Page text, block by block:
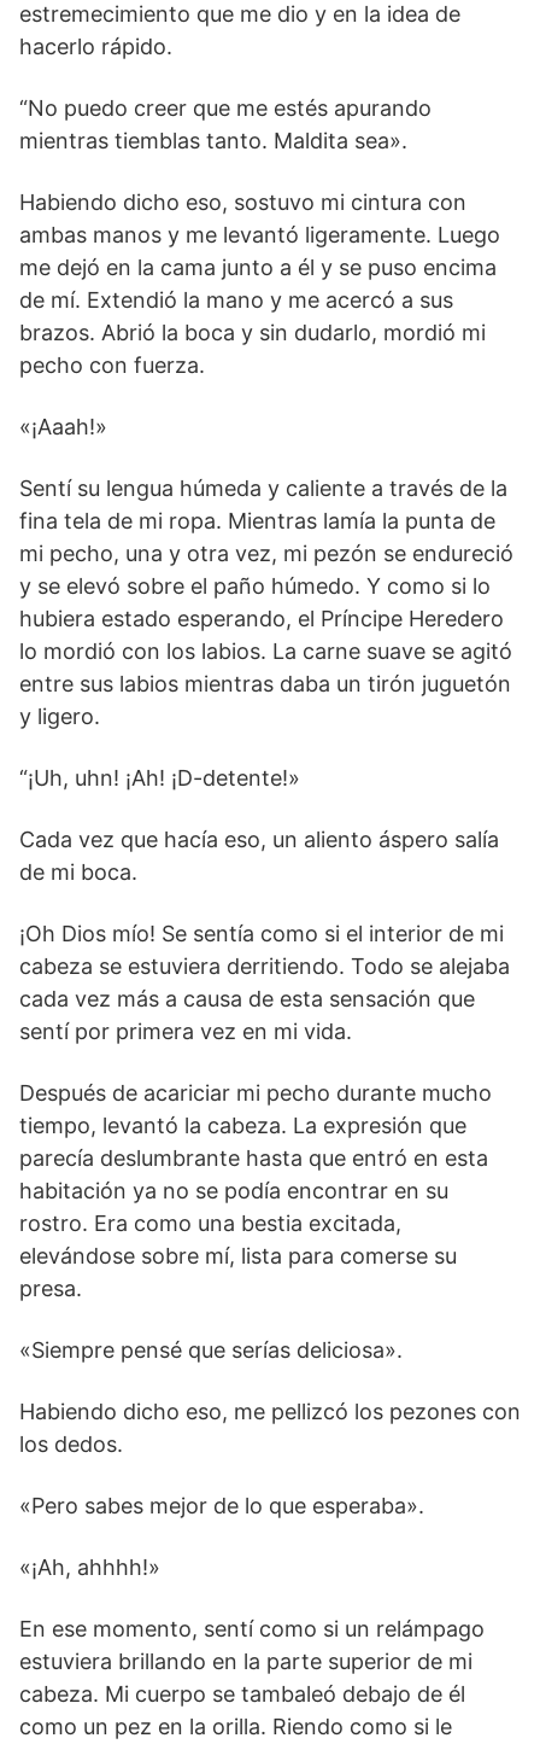
estremecimiento que me dio y en la idea de
hacerlo rápido.
“No puedo creer que me estés apurando
mientras tiemblas tanto. Maldita sea».
Habiendo dicho eso, sostuvo mi cintura con
ambas manos y me levantó ligeramente. Luego
me dejó en la cama junto a él y se puso encima
de mí. Extendió la mano y me acercó a sus
brazos. Abrió la boca y sin dudarlo, mordió mi
pecho con fuerza.
«¡Aaah!»
Sentí su lengua húmeda y caliente a través de la
fina tela de mi ropa. Mientras lamía la punta de
mi pecho, una y otra vez, mi pezón se endureció
y se elevó sobre el paño húmedo. Y como si lo
hubiera estado esperando, el Príncipe Heredero
lo mordió con los labios. La carne suave se agitó
entre sus labios mientras daba un tirón juguetón
y ligero.
“¡Uh, uhn! ¡Ah! ¡D-detente!»
Cada vez que hacía eso, un aliento áspero salía
de mi boca.
¡Oh Dios mío! Se sentía como si el interior de mi
cabeza se estuviera derritiendo. Todo se alejaba
cada vez más a causa de esta sensación que
sentí por primera vez en mi vida.
Después de acariciar mi pecho durante mucho
tiempo, levantó la cabeza. La expresión que
parecía deslumbrante hasta que entró en esta
habitación ya no se podía encontrar en su
rostro. Era como una bestia excitada,
elevándose sobre mí, lista para comerse su
presa.
«Siempre pensé que serías deliciosa».
Habiendo dicho eso, me pellizcó los pezones con
los dedos.
«Pero sabes mejor de lo que esperaba».
«¡Ah, ahhhh!»
En ese momento, sentí como si un relámpago
estuviera brillando en la parte superior de mi
cabeza. Mi cuerpo se tambaleó debajo de él
como un pez en la orilla. Riendo como si le